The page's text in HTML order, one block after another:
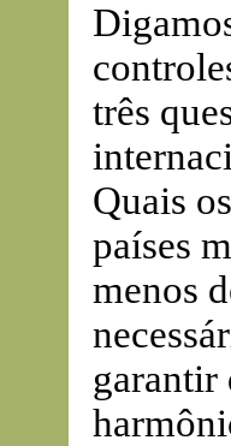
três
Quais
países
menos
garantir